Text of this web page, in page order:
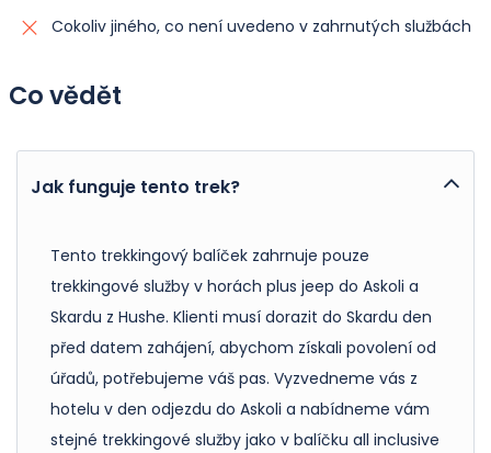
Cokoliv jiného, co není uvedeno v zahrnutých službách
Co vědět
Jak funguje tento trek?
Tento trekkingový balíček zahrnuje pouze
trekkingové služby v horách plus jeep do Askoli a
Skardu z Hushe. Klienti musí dorazit do Skardu den
před datem zahájení, abychom získali povolení od
úřadů, potřebujeme váš pas. Vyzvedneme vás z
hotelu v den odjezdu do Askoli a nabídneme vám
stejné trekkingové služby jako v balíčku all inclusive